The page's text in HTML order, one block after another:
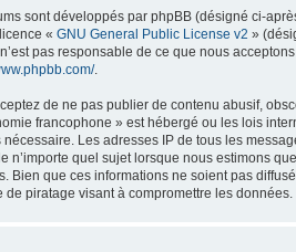
sont développés par phpBB (désigné ci-
« GNU General Public License v2 »
pas responsable de ce que nous
.
de ne pas publier de contenu abusif,
francophone » est hébergé ou les lois
nécessaire. Les adresses IP de tous les
n’importe quel sujet lorsque nous estimons
Bien que ces informations ne soient pas
de piratage visant à compromettre les données.